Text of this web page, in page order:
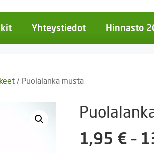
kukat
Ruukut
Yhteystiedot Hinnasto
/ Puolalanka musta
1,95 € –